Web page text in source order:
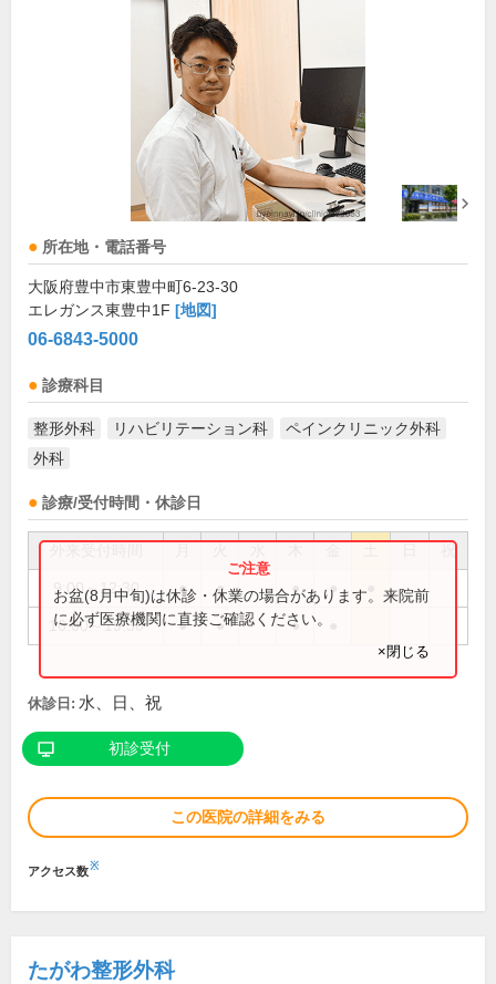
所在地・電話番号
大阪府豊中市東豊中町6-23-30
エレガンス東豊中1F [地図]
06-6843-5000
診療科目
整形外科 リハビリテーション科
ペインクリニック外科
外科
診療/受付時間・休診日
祝
9:00～12:30 ● ● ● ●
16:00～19:30 ● ● ●
お盆(8月中旬)は休診・休業の場合があります。来院前
に必ず医療機関に直接ご確認ください。
×閉じる
休診日: 水、日、祝
初診受付
この医院の詳細をみる
アクセス数※
たがわ整形外科